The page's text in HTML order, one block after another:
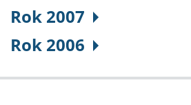
Rok 2007
Rok 2006